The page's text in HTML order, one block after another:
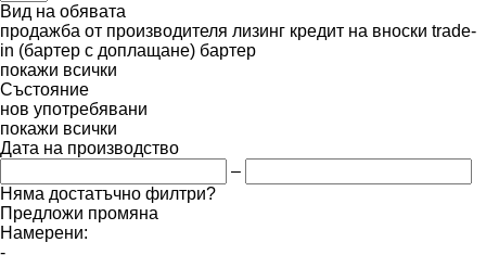
Вид на обявата
продажба от производителя лизинг кредит на вноски trade-
in (бартер с доплащане) бартер
покажи всички
Състояние
нов употребявани
покажи всички
Дата на производство
–
Няма достатъчно филтри?
Предложи промяна
Намерени: